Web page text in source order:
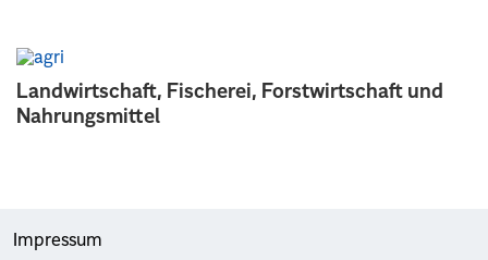
Landwirtschaft, Fischerei, Forstwirtschaft und
Nahrungsmittel
Impressum